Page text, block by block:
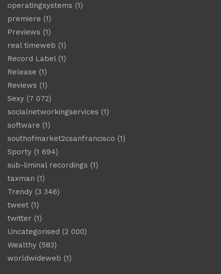
operatingsystems (1)
premiere (1)
Previews (1)
real timeweb (1)
Record Label(1)
Release (1)
Reviews (1)
Sexy (7 072)
socialnetworkingservices (1)
software (1)
southofmarket2csanfrancisco (1)
Sporty (1 694)
sub-liminal recordings (1)
taxman (1)
Trendy (3 346)
tweet (1)
twitter (1)
Uncategorised (2 000)
Wealthy (583)
worldwideweb (1)